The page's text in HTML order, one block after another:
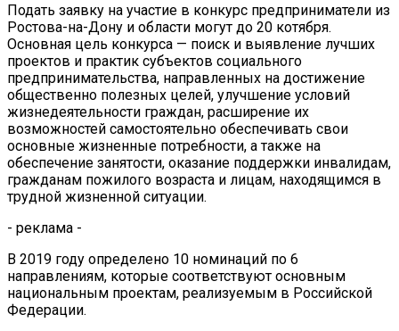
Подать заявку на участие в конкурс предприниматели из
Ростова-на-Дону и области могут до 20 котября.
Основная цель конкурса — поиск и выявление лучших
проектов и практик субъектов социального
предпринимательства, направленных на достижение
общественно полезных целей, улучшение условий
жизнедеятельности граждан, расширение их
возможностей самостоятельно обеспечивать свои
основные жизненные потребности, а также на
обеспечение занятости, оказание поддержки инвалидам,
гражданам пожилого возраста и лицам, находящимся в
трудной жизненной ситуации.
- реклама -
В 2019 году определено 10 номинаций по 6
направлениям, которые соответствуют основным
национальным проектам, реализуемым в Российской
Федерации.